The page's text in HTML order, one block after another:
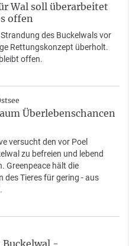
Wal soll überarbeitet
offen
des Buckelwals vor
Rettungskonzept überholt.
offen.
Überlebenschancen
versucht den vor Poel
zu befreien und lebend
Greenpeace hält die
des Tieres für gering - aus